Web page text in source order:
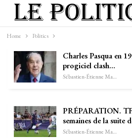
Home Politics
Charles Pasqua en
progiciel clash…
Sébastien-Étienne Marechal
PRÉPARATION.
semaines de la suite
Sébastien-Étienne Marechal